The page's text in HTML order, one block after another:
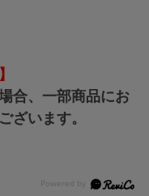
合、一部商品にお
ざいます。